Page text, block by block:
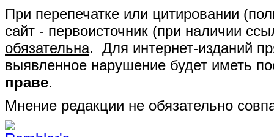
При перепечатке или цитировании
сайт - первоисточник (при наличии
обязательна. Для интернет-изданий
выявленное нарушение будет иметь
праве.
Мнение редакции не обязательно